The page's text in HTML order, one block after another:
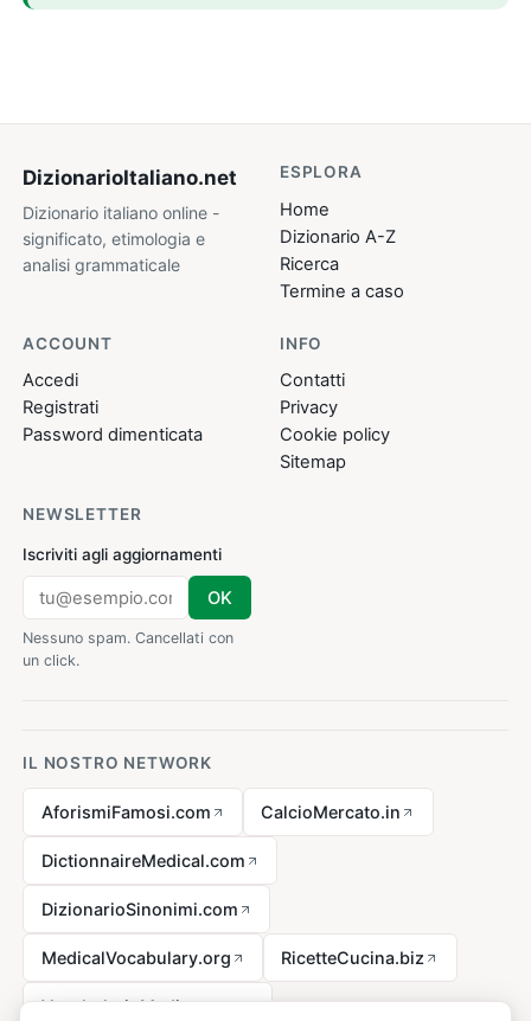
DizionarioItaliano.net
Dizionario italiano online -
significato, etimologia e
analisi grammaticale
ESPLORA
Home
Dizionario A-Z
Ricerca
Termine a caso
ACCOUNT
Accedi
Registrati
Password dimenticata
INFO
Contatti
Privacy
Cookie policy
Sitemap
NEWSLETTER
Iscriviti agli aggiornamenti
OK
Nessuno spam. Cancellati con
un click.
IL NOSTRO NETWORK
AforismiFamosi.com CalcioMercato.in
DictionnaireMedical.com
DizionarioSinonimi.com
MedicalVocabulary.org RicetteCucina.biz
VocabolarioMedico.com